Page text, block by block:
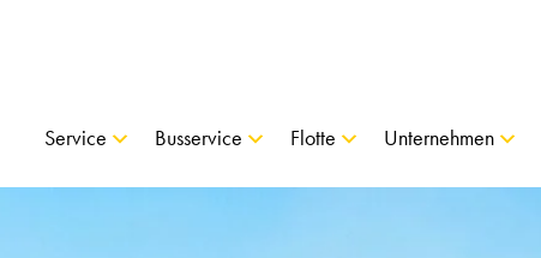
Service Busservice Flotte Unternehmen